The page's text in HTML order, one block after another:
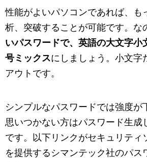
性能がよいパソコンであれば、も
析、突破することが可能です。な
いパスワードで、英語の大文字小
号ミックスにしましょう。小文字
アウトです。
シンプルなパスワードでは強度が
思いつかない方はパスワード生成
です。以下リンクがセキュリティ
を提供するシマンテック社のパス